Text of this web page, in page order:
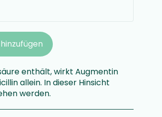
enthält, wirkt Augmentin
allein. In dieser Hinsicht
werden.